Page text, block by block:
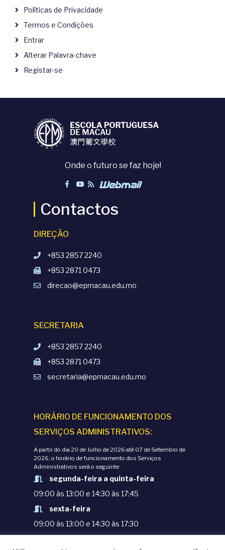
Políticas de Privacidade
Termos e Condições
Entrar
Alterar Palavra-chave
Registar-se
Onde o futuro se faz hoje!
Contactos
DIREÇÃO
+853 2857 2240
+853 2871 0473
direcao@epmacau.edu.mo
SECRETARIA
+853 2857 2240
+853 2871 0473
secretaria@epmacau.edu.mo
HORÁRIO DE FUNCIONAMENTO DOS
SERVIÇOS ADMINISTRATIVOS:
A partir do dia 20 de Julho de 2026 até 07 de Setembro de
2026, o horário de funcionamento dos Serviços
Administrativos será o seguinte:
segunda-feira a quinta-feira
09:00 às 13:00 e 14:30 às 17:45
sexta-feira
09:00 às 13:00 e 14:30 às 17:30